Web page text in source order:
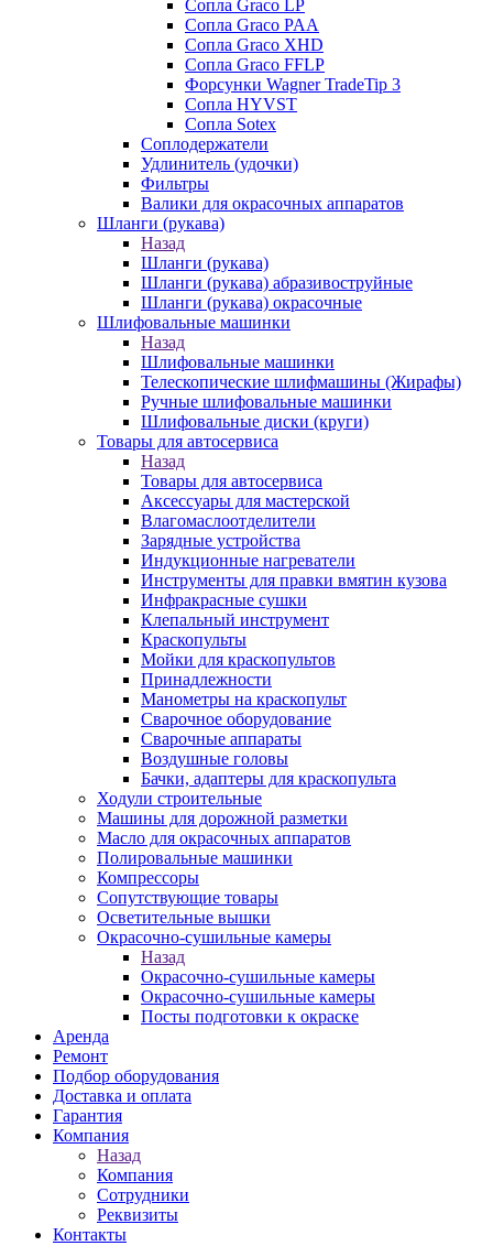
Сопла Graco LP
Сопла Graco PAA
Сопла Graco XHD
Сопла Graco FFLP
Форсунки Wagner TradeTip 3
Сопла HYVST
Сопла Sotex
Соплодержатели
Удлинитель (удочки)
Фильтры
Валики для окрасочных аппаратов
Шланги (рукава)
Назад
Шланги (рукава)
Шланги (рукава) абразивоструйные
Шланги (рукава) окрасочные
Шлифовальные машинки
Назад
Шлифовальные машинки
Телескопические шлифмашины (Жирафы)
Ручные шлифовальные машинки
Шлифовальные диски (круги)
Товары для автосервиса
Назад
Товары для автосервиса
Аксессуары для мастерской
Влагомаслоотделители
Зарядные устройства
Индукционные нагреватели
Инструменты для правки вмятин кузова
Инфракрасные сушки
Клепальный инструмент
Краскопульты
Мойки для краскопультов
Принадлежности
Манометры на краскопульт
Сварочное оборудование
Сварочные аппараты
Воздушные головы
Бачки, адаптеры для краскопульта
Ходули строительные
Машины для дорожной разметки
Масло для окрасочных аппаратов
Полировальные машинки
Компрессоры
Сопутствующие товары
Осветительные вышки
Окрасочно-сушильные камеры
Назад
Окрасочно-сушильные камеры
Окрасочно-сушильные камеры
Посты подготовки к окраске
Аренда
Ремонт
Подбор оборудования
Доставка и оплата
Гарантия
Компания
Назад
Компания
Сотрудники
Реквизиты
Контакты